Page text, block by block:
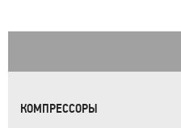
КОМПРЕССОРЫ